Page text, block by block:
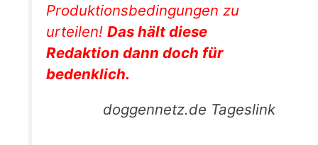
Produktionsbedingungen zu
urteilen! Das hält diese
Redaktion dann doch für
bedenklich.
doggennetz.de Tageslink